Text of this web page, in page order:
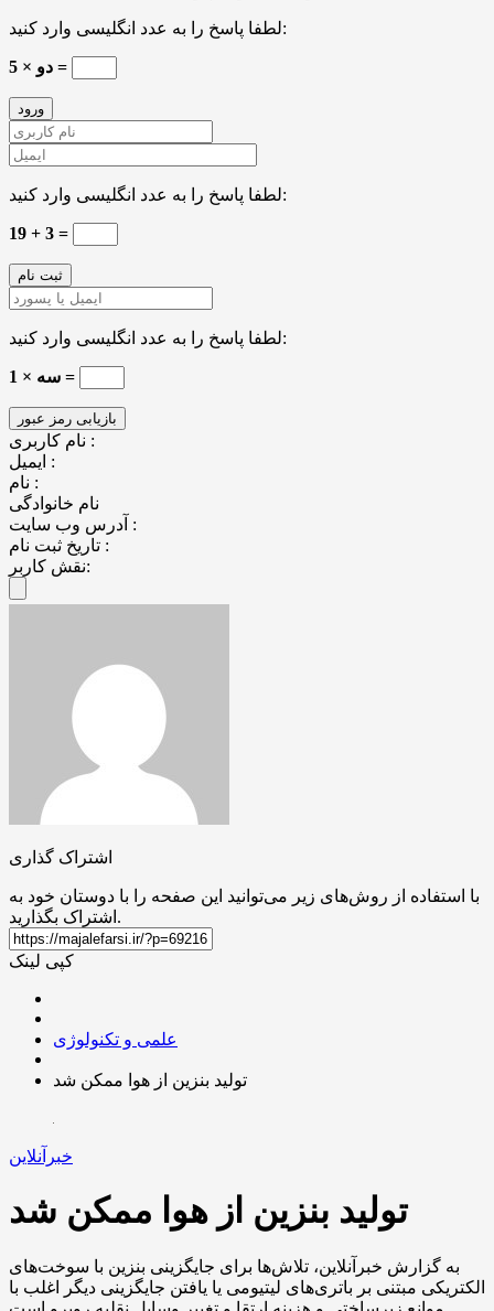
لطفا پاسخ را به عدد انگلیسی وارد کنید:
دو × 5 =
لطفا پاسخ را به عدد انگلیسی وارد کنید:
19 + 3 =
لطفا پاسخ را به عدد انگلیسی وارد کنید:
سه × 1 =
نام کاربری :
ایمیل :
نام :
نام خانوادگی
آدرس وب سایت :
تاریخ ثبت نام :
نقش کاربر:
اشتراک گذاری
با استفاده از روش‌های زیر می‌توانید این صفحه را با دوستان خود به
اشتراک بگذارید.
کپی لینک
علمی و تکنولوژی
تولید بنزین از هوا ممکن شد
خبرآنلاین
تولید بنزین از هوا ممکن شد
به گزارش خبرآنلاین، تلاش‌ها برای جایگزینی بنزین با سوخت‌های
الکتریکی مبتنی بر باتری‌های لیتیومی یا یافتن جایگزینی دیگر اغلب با